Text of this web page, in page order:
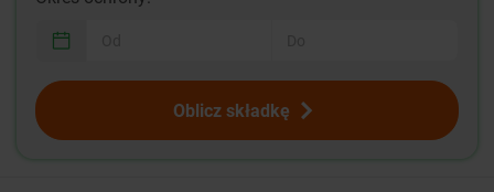
Oblicz składkę